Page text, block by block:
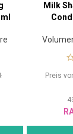
Milk
Preis